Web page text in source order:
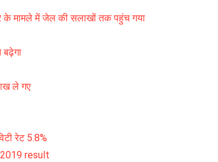
के मामले में जेल की सलाखों तक पहुंच गया
ले गए
रेट 5.8%
result